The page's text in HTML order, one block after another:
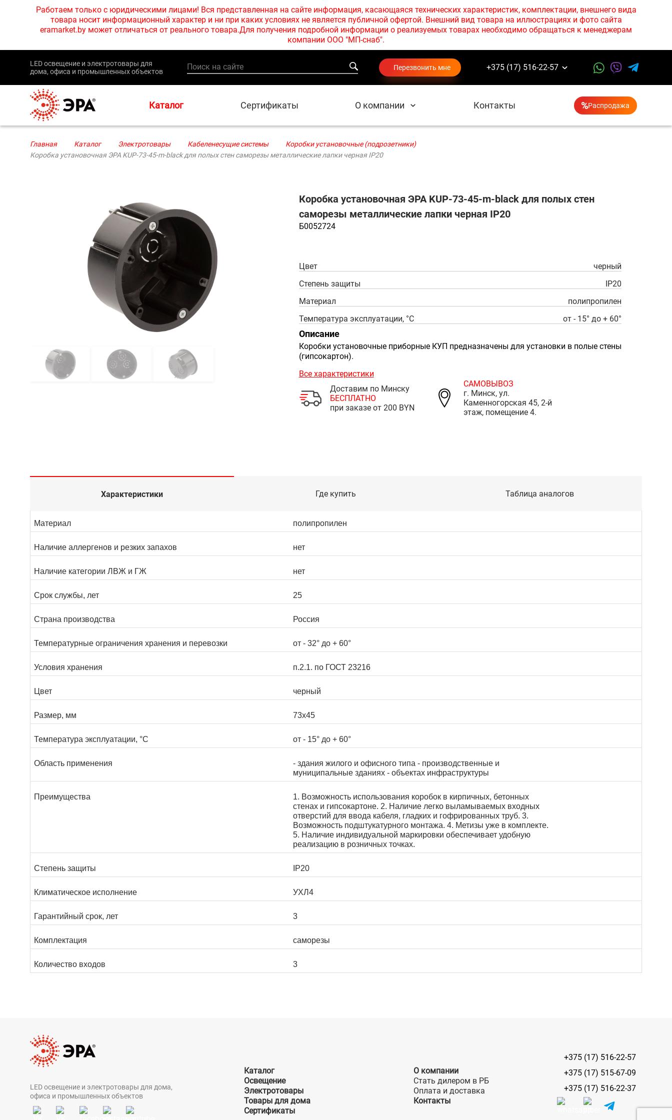
Работаем только с юридическими лицами! Вся представленная на сайте информация, касающаяся технических характеристик, комплектации, внешнего вида
товара носит информационный характер и ни при каких условиях не является публичной офертой. Внешний вид товара на иллюстрациях и фото сайта
eramarket.by может отличаться от реального товара.Для получения подробной информации о реализуемых товарах необходимо обращаться к менеджерам
компании ООО "МП-снаб".
LED освещение и электротовары для
дома, офиса и промышленных объектов
Перезвонить мне +375 (17) 516-22-57
Каталог Сертификаты О компании Контакты Распродажа
Главная Каталог Электротовары Кабеленесущие системы
Коробки установочные (подрозетники)
Коробка установочная ЭРА KUP-73-45-m-black для полых стен саморезы металлические лапки черная IP20
Коробка установочная ЭРА KUP-73-45-m-black для полых стен
саморезы металлические лапки черная IP20
Б0052724
Цвет
черный
Степень защиты
IP20
Материал
полипропилен
Температура эксплуатации, °С
от - 15° до + 60°
Описание
Коробки установочные приборные КУП предназначены для установки в полые стены
(гипсокартон).
Все характеристики
Доставим по Минску
БЕСПЛАТНО
при заказе от 200 BYN
САМОВЫВОЗ
г. Минск, ул.
Каменногорская 45, 2-й
этаж, помещение 4.
Характеристики Где купить Таблица аналогов
Материал полипропилен
Наличие аллергенов и резких запахов нет
Наличие категории ЛВЖ и ГЖ нет
Срок службы, лет 25
Страна производства Россия
Температурные ограничения хранения и перевозки от - 32° до + 60°
Условия хранения п.2.1. по ГОСТ 23216
Цвет черный
Размер, мм 73х45
Температура эксплуатации, °С от - 15° до + 60°
Область применения
- здания жилого и офисного типа - производственные и
муниципальные зданиях - объектах инфраструктуры
Преимущества
1. Возможность использования коробок в кирпичных, бетонных
стенах и гипсокартоне. 2. Наличие легко выламываемых входных
отверстий для ввода кабеля, гладких и гофрированных труб. 3.
Возможность подштукатурного монтажа. 4. Метизы уже в комплекте.
5. Наличие индивидуальной маркировки обеспечивает удобную
реализацию в розничных точках.
Степень защиты IP20
Климатическое исполнение УХЛ4
Гарантийный срок, лет 3
Комплектация саморезы
Количество входов 3
LED освещение и электротовары для дома,
офиса и промышленных объектов
Каталог
Освещение
Электротовары
Товары для дома
Сертификаты
О компании
Стать дилером в РБ
Оплата и доставка
Контакты
+375 (17) 516-22-57
+375 (17) 515-67-09
+375 (17) 516-22-37